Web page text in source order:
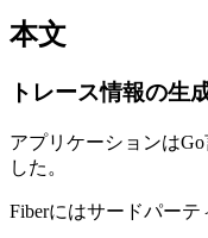
本文
トレース情報の生
アプリケーションは
した。
Fiberにはサードパーテ